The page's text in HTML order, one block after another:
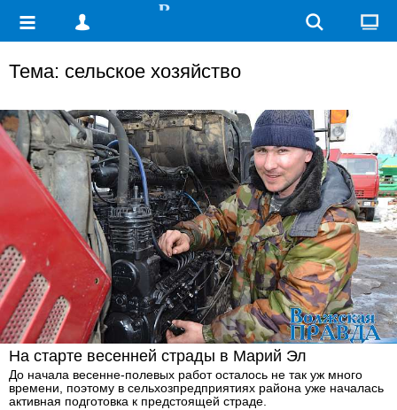
Тема: сельское хозяйство
На старте весенней страды в Марий Эл
До начала весенне-полевых работ осталось не так уж много
времени, поэтому в сельхозпредприятиях района уже началась
активная подготовка к предстоящей страде.